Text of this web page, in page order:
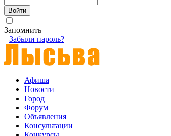
Запомнить
Забыли пароль?
Афиша
Новости
Город
Форум
Объявления
Консультации